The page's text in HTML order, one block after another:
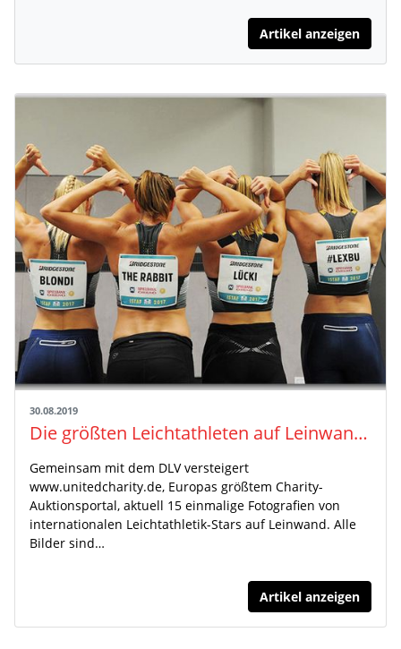
Artikel anzeigen
30.08.2019
Die größten Leichtathleten auf Leinwand ersteigern und damit Gutes tun
Gemeinsam mit dem DLV versteigert
www.unitedcharity.de, Europas größtem Charity-
Auktionsportal, aktuell 15 einmalige Fotografien von
internationalen Leichtathletik-Stars auf Leinwand. Alle
Bilder sind…
Artikel anzeigen